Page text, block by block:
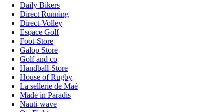
Daily Bikers
Direct Running
Direct-Volley
Espace Golf
Foot-Store
Galop Store
Golf and co
Handball-Store
House of Rugby
La sellerie de Maé
Made in Paradis
Nauti-wave